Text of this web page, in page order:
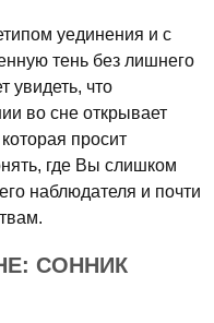
уединения и с
тень без лишнего
увидеть, что
во сне открывает
просит
где Вы слишком
наблюдателя и почти
СОННИК